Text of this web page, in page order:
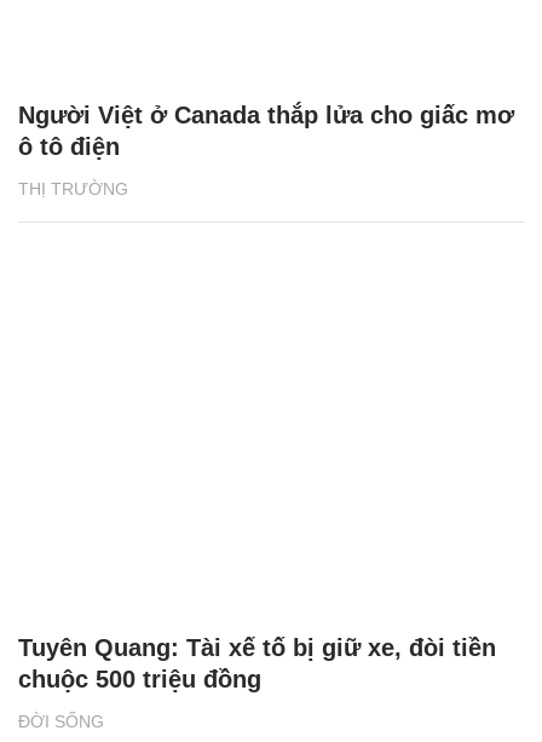
THỊ TRƯỜNG
Người Việt ở Canada thắp lửa cho giấc mơ
ô tô điện
ĐỜI SỐNG
Tuyên Quang: Tài xế tố bị giữ xe, đòi tiền
chuộc 500 triệu đồng